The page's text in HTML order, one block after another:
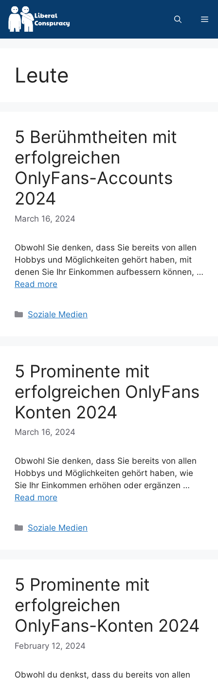
Skip
content
Leute
5 Berühmtheiten mit
erfolgreichen
OnlyFans-Accounts
2024
March 16, 2024
Obwohl Sie denken, dass Sie bereits von allen
Hobbys und Möglichkeiten gehört haben, mit
denen Sie Ihr Einkommen aufbessern können, …
Read more
Categories
Soziale Medien
5 Prominente mit
erfolgreichen OnlyFans
Konten 2024
March 16, 2024
Obwohl Sie denken, dass Sie bereits von allen
Hobbys und Möglichkeiten gehört haben, wie
Sie Ihr Einkommen erhöhen oder ergänzen …
Read more
Categories
Soziale Medien
5 Prominente mit
erfolgreichen
OnlyFans-Konten 2024
February 12, 2024
Obwohl du denkst, dass du bereits von allen